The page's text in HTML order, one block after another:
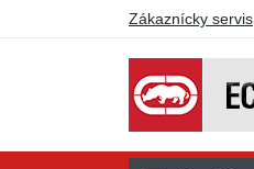
Zákaznícky servis